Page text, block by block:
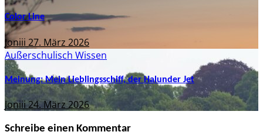
Color Line
Joniii 27. März 2026
Außerschulisch Wissen
Meinung: Mein Lieblingsschiff, der Halunder Jet
Joniii24. März 2026
Schreibe einen Kommentar